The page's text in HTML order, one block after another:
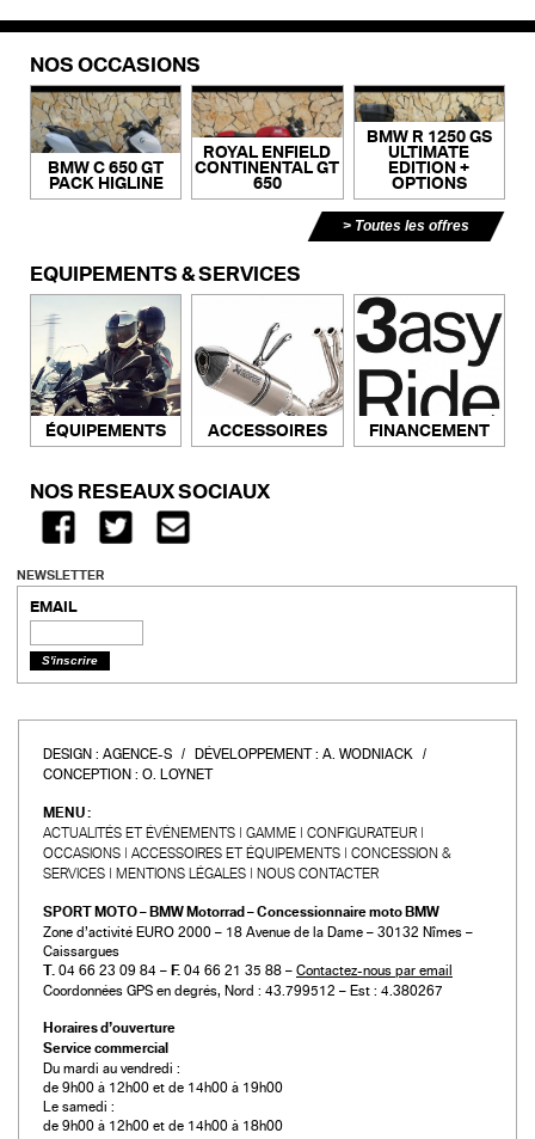
NOS OCCASIONS
BMW C 650 GT
PACK HIGLINE
ROYAL ENFIELD
CONTINENTAL GT
650
BMW R 1250 GS
ULTIMATE
EDITION +
OPTIONS
Toutes les offres
ÉQUIPEMENTS & SERVICES
ÉQUIPEMENTS ACCESSOIRES FINANCEMENT
NOS RÉSEAUX SOCIAUX
NEWSLETTER
EMAIL
DESIGN : AGENCE-S DÉVELOPPEMENT : A. WODNIACK
CONCEPTION : O. LOYNET
MENU :
ACTUALITÉS ET ÉVÉNEMENTS GAMME
CONFIGURATEUR
OCCASIONS
ACCESSOIRES ET ÉQUIPEMENTS
CONCESSION &
SERVICES
MENTIONS LÉGALES NOUS CONTACTER
SPORT MOTO – BMW Motorrad – Concessionnaire moto BMW
Zone d’activité EURO 2000 – 18 Avenue de la Dame – 30132 Nîmes –
Caissargues
T. 04 66 23 09 84 – F. 04 66 21 35 88 – Contactez-nous par email
Coordonnées GPS en degrés, Nord : 43.799512 – Est : 4.380267
Horaires d’ouverture
Service commercial
Du mardi au vendredi :
de 9h00 à 12h00 et de 14h00 à 19h00
Le samedi :
de 9h00 à 12h00 et de 14h00 à 18h00